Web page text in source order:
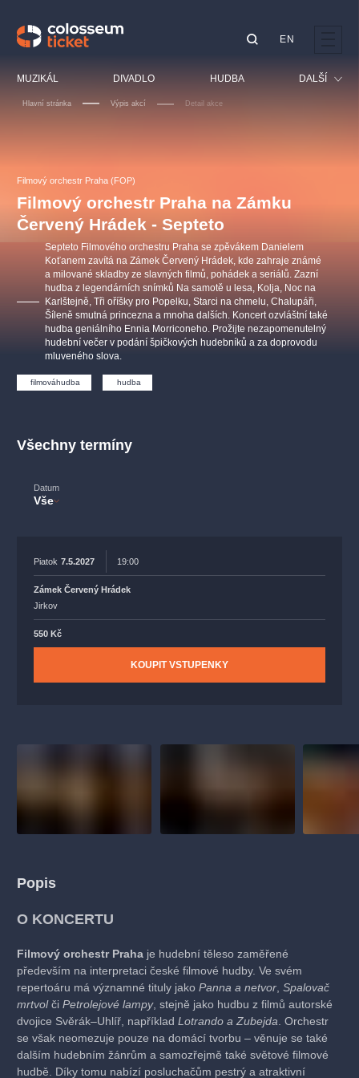
MUZIKÁL DIVADLO HUDBA DALŠÍ
Prohlídky
Ostatní
EN
Hlavní stránka Výpis akcí Detail akce
Filmový orchestr Praha (FOP)
Filmový orchestr Praha na Zámku
Červený Hrádek - Septeto
Septeto Filmového orchestru Praha se zpěvákem Danielem
Koťanem zavítá na Zámek Červený Hrádek, kde zahraje známé
a milované skladby ze slavných filmů, pohádek a seriálů. Zazní
hudba z legendárních snímků Na samotě u lesa, Kolja, Noc na
Karlštejně, Tři oříšky pro Popelku, Starci na chmelu, Chalupáři,
Šíleně smutná princezna a mnoha dalších. Koncert ozvláštní také
hudba geniálního Ennia Morriconeho. Prožijte nezapomenutelný
hudební večer v podání špičkových hudebníků a za doprovodu
mluveného slova.
filmováhudba hudba
Všechny termíny
Datum
Vše
Piatok 7.5.2027 19:00
Zámek Červený Hrádek
Jirkov
550 Kč
KOUPIT VSTUPENKY
Popis
O KONCERTU
Filmový orchestr Praha je hudební těleso zaměřené
především na interpretaci české filmové hudby. Ve svém
repertoáru má významné tituly jako Panna a netvor, Spalovač
mrtvolči Petrolejové lampy, stejně jako hudbu z filmů autorské
dvojice Svěrák–Uhlíř, například Lotrando a Zubejda. Orchestr
se však neomezuje pouze na domácí tvorbu – věnuje se také
dalším hudebním žánrům a samozřejmě také světové filmové
hudbě. Díky tomu nabízí posluchačům pestrý a atraktivní
OBYČEJNÁ HOLKA
Agentura 44, s.r.o.
Pink Panther Agency,
s.r.o.
Ostatní hledají
muzikálypraha
Nejnavštěvovanější
muzikálypraha divadlopraha
filmováhudba státníopera